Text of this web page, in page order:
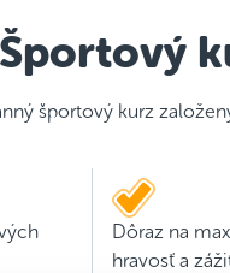
Športový
športový kurz
Dôraz na
hravosť a